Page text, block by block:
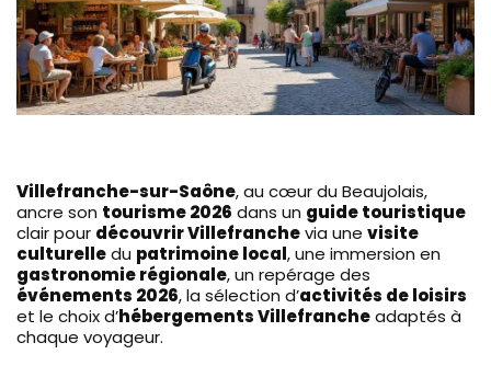
Villefranche-sur-Saône, au cœur du Beaujolais,
ancre son tourisme 2026 dans un guide touristique
clair pour découvrir Villefranchevia une visite
culturelledu patrimoine local, une immersion en
gastronomie régionale, un repérage des
événements 2026, la sélection d’activités de loisirs
et le choix d’hébergements Villefrancheadaptés à
chaque voyageur.